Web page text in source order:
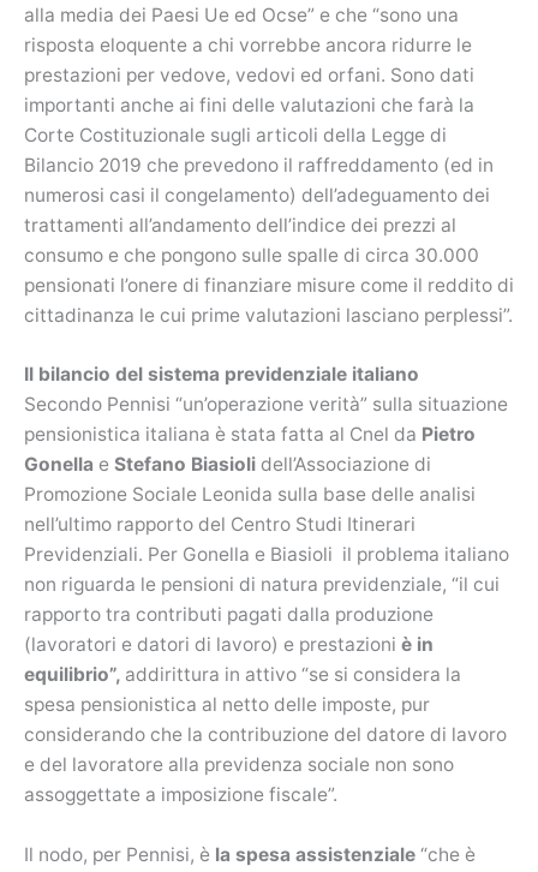
alla media dei Paesi Ue ed Ocse” e che “sono una
risposta eloquente a chi vorrebbe ancora ridurre le
prestazioni per vedove, vedovi ed orfani. Sono dati
importanti anche ai fini delle valutazioni che farà la
Corte Costituzionale sugli articoli della Legge di
Bilancio 2019 che prevedono il raffreddamento (ed in
numerosi casi il congelamento) dell’adeguamento dei
trattamenti all’andamento dell’indice dei prezzi al
consumo e che pongono sulle spalle di circa 30.000
pensionati l’onere di finanziare misure come il reddito di
cittadinanza le cui prime valutazioni lasciano perplessi”.
Il bilancio del sistema previdenziale italiano
Secondo Pennisi “un’operazione verità” sulla situazione
pensionistica italiana è stata fatta al Cnel da Pietro
Gonella e Stefano Biasioli dell’Associazione di
Promozione Sociale Leonida sulla base delle analisi
nell’ultimo rapporto del Centro Studi Itinerari
Previdenziali. Per Gonella e Biasioli il problema italiano
non riguarda le pensioni di natura previdenziale, “il cui
rapporto tra contributi pagati dalla produzione
(lavoratori e datori di lavoro) e prestazioni è in
equilibrio”, addirittura in attivo “se si considera la
spesa pensionistica al netto delle imposte, pur
considerando che la contribuzione del datore di lavoro
e del lavoratore alla previdenza sociale non sono
assoggettate a imposizione fiscale”.
Il nodo, per Pennisi, è la spesa assistenziale “che è